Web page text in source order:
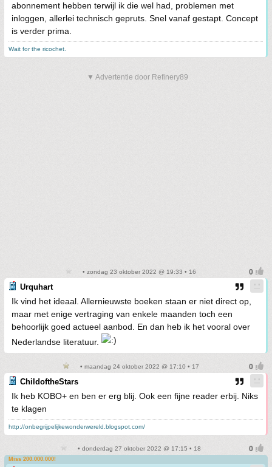
abonnement hebben terwijl ik die wel had, problemen met
inloggen, allerlei technisch gepruts. Snel vanaf gestapt. Concept
is verder prima.
Wait for the ricochet.
▼ Advertentie door Refinery89
• zondag 23 oktober 2022 @ 19:33 • 16
Urquhart
Ik vind het ideaal. Allernieuwste boeken staan er niet direct op,
maar met enige vertraging van enkele maanden toch een
behoorlijk goed actueel aanbod. En dan heb ik het vooral over
Nederlandse literatuur.
• maandag 24 oktober 2022 @ 17:10 • 17
ChildoftheStars
Ik heb KOBO+ en ben er erg blij. Ook een fijne reader erbij. Niks
te klagen
http://onbegrijpelijkewonderwereld.blogspot.com/
• donderdag 27 oktober 2022 @ 17:15 • 18
Miss 200.000.000!